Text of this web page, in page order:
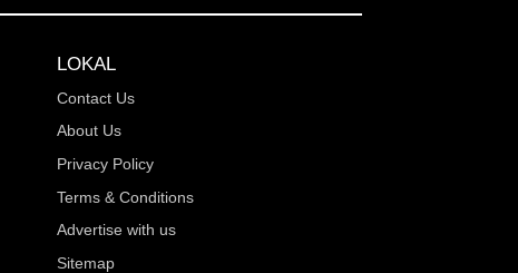
LOKAL
Contact Us
About Us
Privacy Policy
Terms & Conditions
Advertise with us
Sitemap